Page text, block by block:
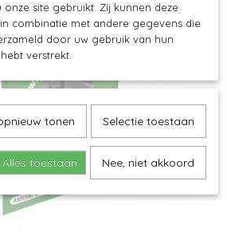
site gebruikt. Zij kunnen deze
combinatie met andere gegevens die
door uw gebruik van hun
verstrekt.
tonen Selectie toestaan
Alles toestaan Nee, niet akkoord